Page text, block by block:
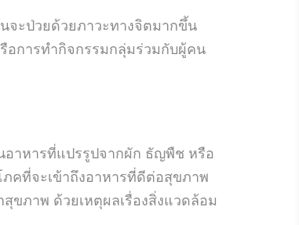
จะป่วยด้วยภาวะทางจิตมากขึ้น
อการทำกิจกรรมกลุ่มร่วมกับผู้คน
อาหารที่แปรรูปจากผัก ธัญพืช หรือ
คที่จะเข้าถึงอาหารที่ดีต่อสุขภาพ
ภาพ ด้วยเหตุผลเรื่องสิ่งแวดล้อม